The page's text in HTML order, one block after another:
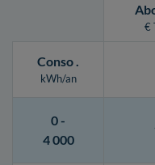
€
Conso.
kWh/an
0 -
4 000